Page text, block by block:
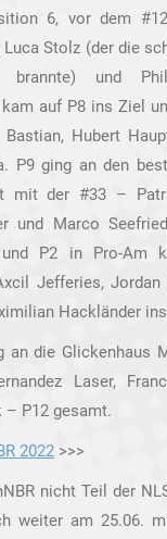
6, vor dem
Stolz (der die
brannte) und
auf P8 ins Ziel
Hubert
P9 ging an den
mit der #33 –
und Marco
P2 in Pro-Am
Jefferies, Jordan
Hackländer
an die Glickenhaus
Laser,
– P12 gesamt.
2022 >>>
nicht Teil der
weiter am 25.06.